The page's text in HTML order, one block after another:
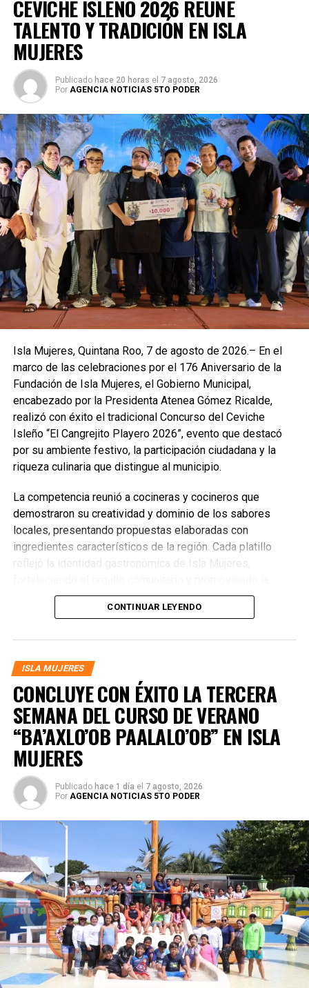
CEVICHE ISLEÑO 2026 REÚNE
TALENTO Y TRADICIÓN EN ISLA
MUJERES
Publicado hace 20 horas el 7 agosto, 2026
Por AGENCIA NOTICIAS 5TO PODER
Isla Mujeres, Quintana Roo, 7 de agosto de 2026.– En el
marco de las celebraciones por el 176 Aniversario de la
Fundación de Isla Mujeres, el Gobierno Municipal,
encabezado por la Presidenta Atenea Gómez Ricalde,
realizó con éxito el tradicional Concurso del Ceviche
Isleño “El Cangrejito Playero 2026”, evento que destacó
por su ambiente festivo, la participación ciudadana y la
riqueza culinaria que distingue al municipio.
La competencia reunió a cocineras y cocineros que
demostraron su creatividad y dominio de los sabores
locales, presentando propuestas elaboradas con
ingredientes característicos de la región. Cada platillo
reflejó la identidad gastronómica de Isla Mujeres,
preservación de las tradiciones culinarias que han dado
prestigio al destino.
El jurado reconoció el talento de las y los participantes,
otorgando el primer lugar a Pablo Enrique Castillo, quien
recibió un premio de 10 mil pesos. El segundo lugar fue
para Diego Martín Rosado, con 7 mil 500 pesos; mientras
que el tercer sitio lo obtuvo Pedro Canche, acreedor de 5
mil pesos. En cuarto lugar quedó Daniel Ruiz, con un
premio de 3 mil 500 pesos, y en quinto lugar Jacob Levi
Quintero, quien recibió 2 mil pesos.
El Gobierno Municipal destacó que este tipo de
CONTINUAR LEYENDO
ISLA MUJERES
CONCLUYE CON ÉXITO LA TERCERA
SEMANA DEL CURSO DE VERANO
“BA’AXLO’OB PAALALO’OB” EN ISLA
MUJERES
Publicado hace 1 día el 7 agosto, 2026
Por AGENCIA NOTICIAS 5TO PODER